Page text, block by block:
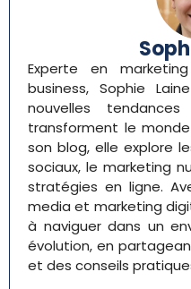
Experte en
business, Sophie
nouvelles
transforment le
son blog, elle explore
sociaux, le marketing
stratégies en ligne.
media et marketing
à naviguer dans un
évolution, en
et des conseils